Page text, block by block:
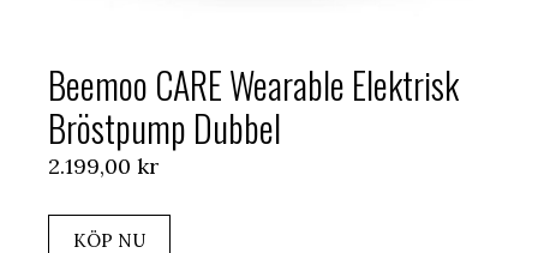
Beemoo CARE Wearable Elektrisk
Bröstpump Dubbel
2.199,00 kr
KÖP NU